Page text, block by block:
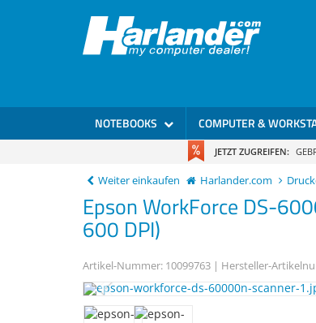
NOTEBOOKS COMPUTER &
JETZT ZUGREIFEN:
Weiter einkaufen Harlander.com
EpsonWorkForce DS-
600 DPI)
Artikel-Nummer: 10099763 | Hersteller-